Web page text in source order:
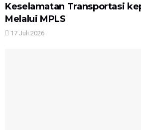
Keselamatan Transportasi
Melalui MPLS
17 Juli 2026